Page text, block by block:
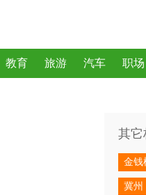
教育 旅游 汽车 职场
其它
金钱
冀州